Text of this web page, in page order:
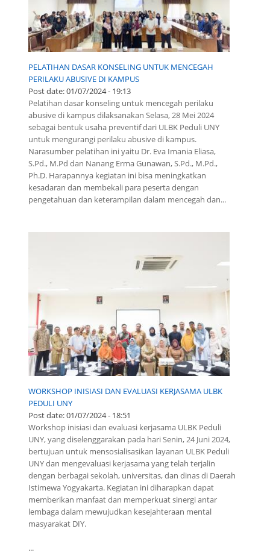
PELATIHAN DASAR KONSELING UNTUK MENCEGAH
PERILAKU ABUSIVE DI KAMPUS
Post date:01/07/2024 - 19:13
Pelatihan dasar konseling untuk mencegah perilaku
abusive di kampus dilaksanakan Selasa, 28 Mei 2024
sebagai bentuk usaha preventif dari ULBK Peduli UNY
untuk mengurangi perilaku abusive di kampus.
Narasumber pelatihan ini yaitu Dr. Eva Imania Eliasa,
S.Pd., M.Pd dan Nanang Erma Gunawan, S.Pd., M.Pd.,
Ph.D. Harapannya kegiatan ini bisa meningkatkan
kesadaran dan membekali para peserta dengan
pengetahuan dan keterampilan dalam mencegah dan...
WORKSHOP INISIASI DAN EVALUASI KERJASAMA ULBK
PEDULI UNY
Post date:01/07/2024 - 18:51
Workshop inisiasi dan evaluasi kerjasama ULBK Peduli
UNY, yang diselenggarakan pada hari Senin, 24 Juni 2024,
bertujuan untuk mensosialisasikan layanan ULBK Peduli
UNY dan mengevaluasi kerjasama yang telah terjalin
dengan berbagai sekolah, universitas, dan dinas di Daerah
Istimewa Yogyakarta. Kegiatan ini diharapkan dapat
memberikan manfaat dan memperkuat sinergi antar
lembaga dalam mewujudkan kesejahteraan mental
masyarakat DIY.
...